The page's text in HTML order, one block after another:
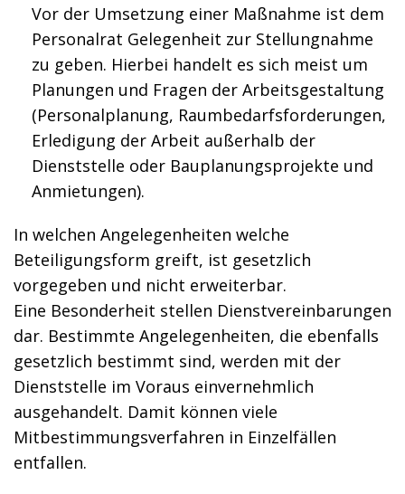
Vor der Umsetzung einer Maßnahme ist dem
Personalrat Gelegenheit zur Stellungnahme
zu geben. Hierbei handelt es sich meist um
Planungen und Fragen der Arbeitsgestaltung
(Personalplanung, Raumbedarfsforderungen,
Erledigung der Arbeit außerhalb der
Dienststelle oder Bauplanungsprojekte und
Anmietungen).
In welchen Angelegenheiten welche
Beteiligungsform greift, ist gesetzlich
vorgegeben und nicht erweiterbar.
Eine Besonderheit stellen Dienstvereinbarungen
dar. Bestimmte Angelegenheiten, die ebenfalls
gesetzlich bestimmt sind, werden mit der
Dienststelle im Voraus einvernehmlich
ausgehandelt. Damit können viele
Mitbestimmungsverfahren in Einzelfällen
entfallen.